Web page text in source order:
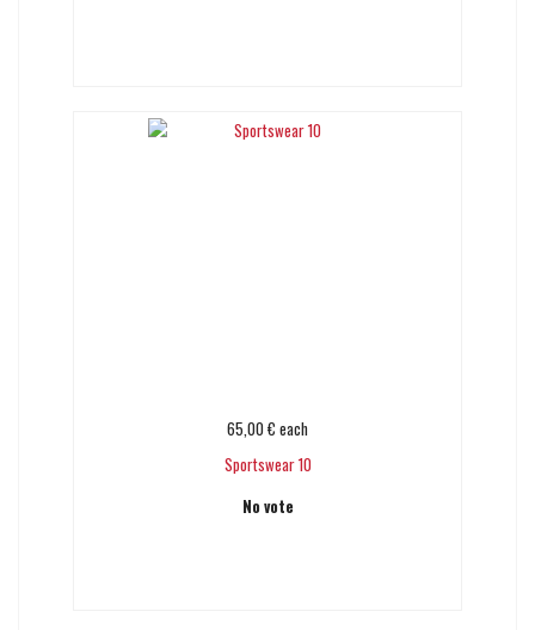
65,00 € each
Sportswear 10
No vote